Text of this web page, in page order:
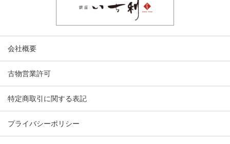
会社概要
古物営業許可
特定商取引に関する表記
プライバシーポリシー